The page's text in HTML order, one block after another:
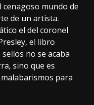
cenagoso mundo de
de un artista.
el del coronel
el libro
no se acaba
sino que es
para